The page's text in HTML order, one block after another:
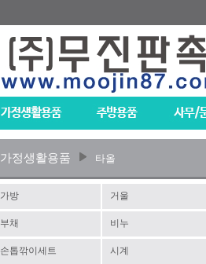
가정생활용품 타올
가방 거울
부채 비누
손톱깎이세트 시계